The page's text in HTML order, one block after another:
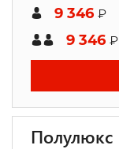
9 346 ₽
9 346 ₽
Полулюкс